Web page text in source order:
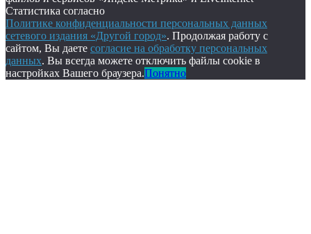
Статистика согласно
Политике конфиденциальности персональных данных
сетевого издания «Другой город». Продолжая работу с
сайтом, Вы даете согласие на обработку персональных
данных. Вы всегда можете отключить файлы cookie в
настройках Вашего браузера.Понятно